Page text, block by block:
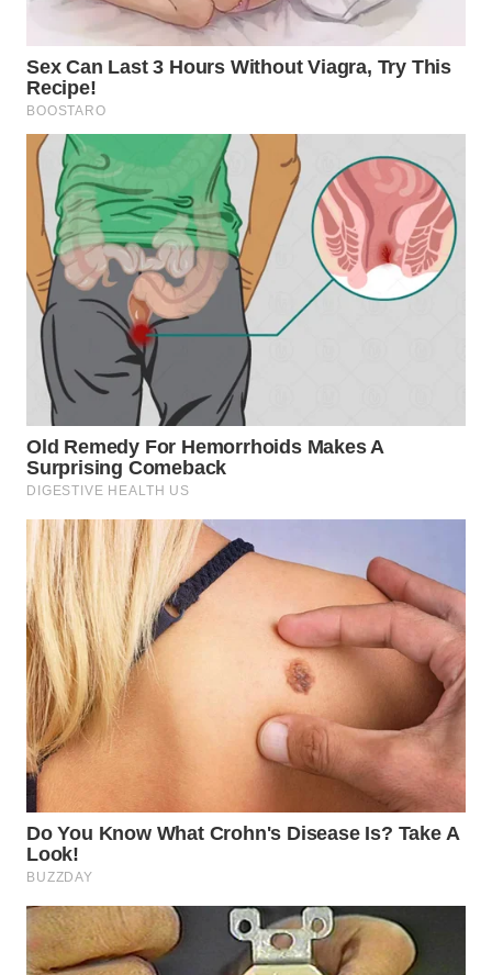
WN
INDRAMAYU
KUNINGAN
WN
MAJALENGKA
WN
SUBANG
WN
SUKABUMI
WN
PURWAKARTA
WN
PRIANGAN
TIMUR
WN
SEMARANG
WN
SOLO
BOROBUDUR
WN
MADURA
WN